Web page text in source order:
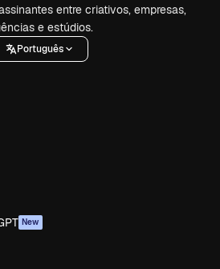
entre criativos, empresas,
e estúdios.
Português
New